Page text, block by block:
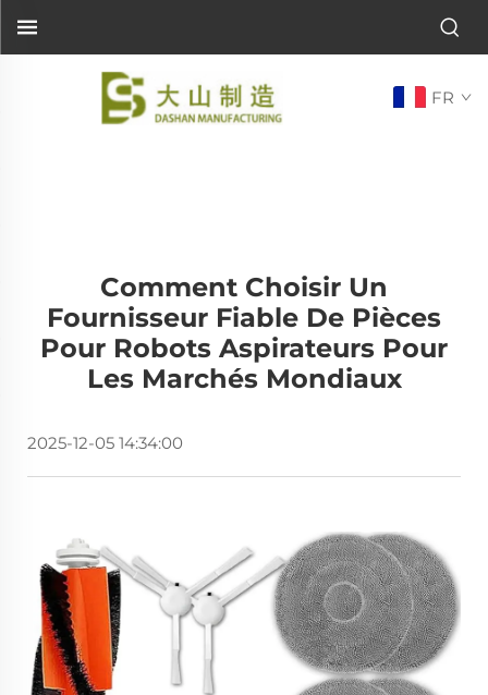
FR
Comment Choisir Un
Fournisseur Fiable De Pièces
Pour Robots Aspirateurs Pour
Les Marchés Mondiaux
2025-12-05 14:34:00